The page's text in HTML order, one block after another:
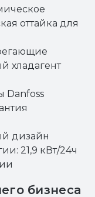
оттайка для
хладагент
Danfoss
дизайн
21,9 кВт/24ч
бизнеса